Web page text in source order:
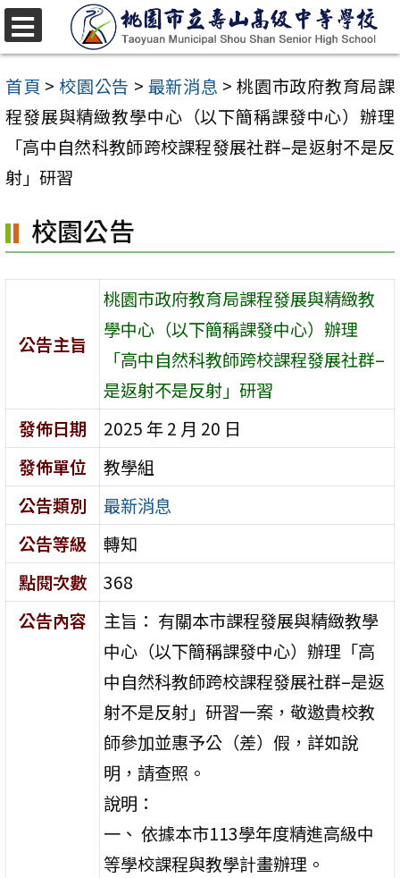
跳
至
主
要
容
首頁 > 校園公告 > 最新消息 > 桃園市政府教育局課
程發展與精緻教學中心（以下簡稱課發中心）辦理
「高中自然科教師跨校課程發展社群–是返射不是反
射」研習
校園公告
公告主旨
桃園市政府教育局課程發展與精緻教
學中心（以下簡稱課發中心）辦理
「高中自然科教師跨校課程發展社群–
是返射不是反射」研習
發佈日期
2025 年 2 月 20 日
發佈單位
教學組
公告類別
最新消息
公告等級
轉知
點閱次數
368
公告內容
主旨： 有關本市課程發展與精緻教學
中心（以下簡稱課發中心）辦理「高
中自然科教師跨校課程發展社群–是返
射不是反射」研習一案，敬邀貴校教
師參加並惠予公（差）假，詳如說
明，請查照。
說明：
一、 依據本市113學年度精進高級中
等學校課程與教學計畫辦理。
選
單